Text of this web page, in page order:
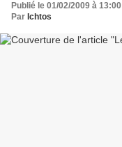
Publié le 01/02/2009 à 13:00
Par Ichtos